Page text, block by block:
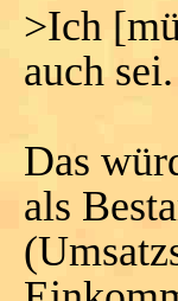
>Ich
auch sei.
Das
als